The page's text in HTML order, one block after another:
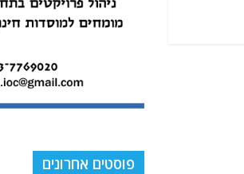
פוסטים אחרונים